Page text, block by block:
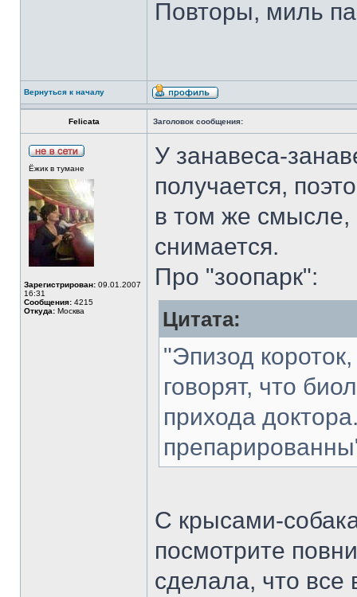
Повторы, миль
Вернуться к началу
Felicata Заголовок сообщения:
Ёжик в тумане
Зарегистрирован: 09.01.2007
16:31
Сообщения: 4215
Откуда: Москва
У занавеса-
получается,
в том же смысле,
снимается.
Про "зоопарк":
Цитата:
"Эпизод
говорят, что
прихода
С крысами-
посмотрите
сделала, что все